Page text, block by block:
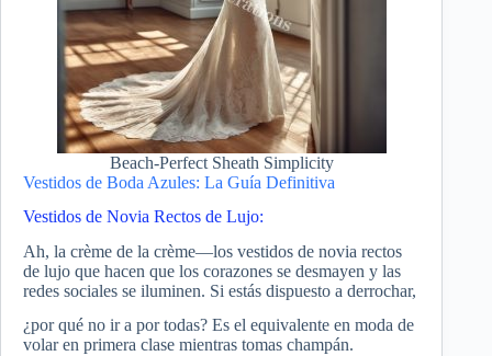
Beach-Perfect Sheath Simplicity
Vestidos de Boda Azules: La Guía Definitiva
Vestidos de Novia Rectos de Lujo:
Ah, la crème de la crème—los vestidos de novia rectos
de lujo que hacen que los corazones se desmayen y las
redes sociales se iluminen. Si estás dispuesto a derrochar,
¿por qué no ir a por todas? Es el equivalente en moda de
volar en primera clase mientras tomas champán.